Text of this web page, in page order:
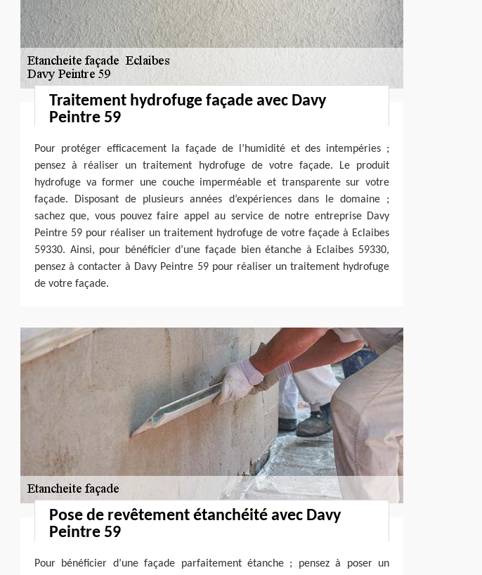
Traitement hydrofuge façade avec Davy
Peintre 59
Pour protéger efficacement la façade de l’humidité et des intempéries ;
pensez à réaliser un traitement hydrofuge de votre façade. Le produit
hydrofuge va former une couche imperméable et transparente sur votre
façade. Disposant de plusieurs années d’expériences dans le domaine ;
sachez que, vous pouvez faire appel au service de notre entreprise Davy
Peintre 59 pour réaliser un traitement hydrofuge de votre façade à Eclaibes
59330. Ainsi, pour bénéficier d’une façade bien étanche à Eclaibes 59330,
pensez à contacter à Davy Peintre 59 pour réaliser un traitement hydrofuge
de votre façade.
Pose de revêtement étanchéité avec Davy
Peintre 59
Pour bénéficier d’une façade parfaitement étanche ; pensez à poser un